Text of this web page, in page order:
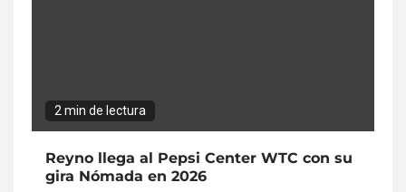
2 min de lectura
Reyno llega al Pepsi Center WTC con su
gira Nómada en 2026